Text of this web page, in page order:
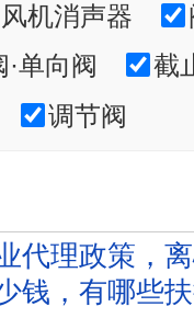
风机消声器
单向阀
截
调节阀